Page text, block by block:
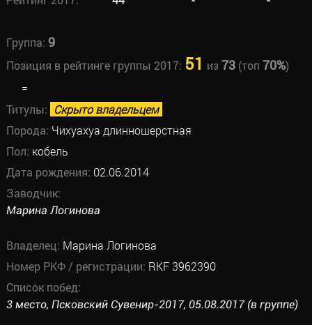
Группа: 9
Позиция в рейтинге группы 2017: 51 из73(топ 70%)
=
Титулы: Скрыто владельцем
Порода: Чихуахуа длинношерстная
Пол: кобель
Дата рождения: 02.06.2014
Заводчик:
Марина Логинова
Владелец: Марина Логинова
Номер РКФ / регистрации: RKF 3962390
Список побед:
3 место, Псковский Сувенир-2017, 05.08.2017 (в группе)